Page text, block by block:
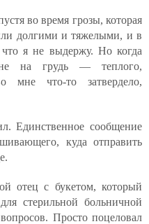
во время грозы, которая
долгими и тяжелыми, и в
я не выдержу. Но когда
на грудь — теплого,
что-то затвердело,
Единственное сообщение
куда отправить
отец с букетом, который
стерильной больничной
Просто поцеловал